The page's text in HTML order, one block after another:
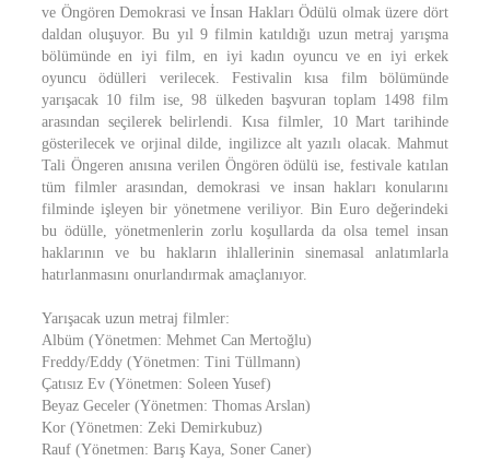
ve Öngören Demokrasi ve İnsan Hakları Ödülü olmak üzere dört
daldan oluşuyor. Bu yıl 9 filmin katıldığı uzun metraj yarışma
bölümünde en iyi film, en iyi kadın oyuncu ve en iyi erkek
oyuncu ödülleri verilecek. Festivalin kısa film bölümünde
yarışacak 10 film ise, 98 ülkeden başvuran toplam 1498 film
arasından seçilerek belirlendi. Kısa filmler, 10 Mart tarihinde
gösterilecek ve orjinal dilde, ingilizce alt yazılı olacak. Mahmut
Tali Öngeren anısına verilen Öngören ödülü ise, festivale katılan
tüm filmler arasından, demokrasi ve insan hakları konularını
filminde işleyen bir yönetmene veriliyor. Bin Euro değerindeki
bu ödülle, yönetmenlerin zorlu koşullarda da olsa temel insan
haklarının ve bu hakların ihlallerinin sinemasal anlatımlarla
hatırlanmasını onurlandırmak amaçlanıyor.
Yarışacak uzun metraj filmler:
Albüm (Yönetmen: Mehmet Can Mertoğlu)
Freddy/Eddy (Yönetmen: Tini Tüllmann)
Çatısız Ev (Yönetmen: Soleen Yusef)
Beyaz Geceler (Yönetmen: Thomas Arslan)
Kor (Yönetmen: Zeki Demirkubuz)
Rauf (Yönetmen: Barış Kaya, Soner Caner)